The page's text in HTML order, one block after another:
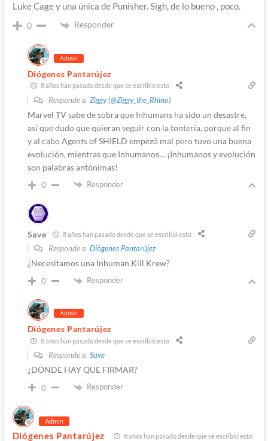
Luke Cage y una única de Punisher. Sigh, de lo bueno , poco.
0 Responder
Admin
Diógenes Pantarújez
8 años han pasado desde que se escribió esto
Responde a Ziggy (@Ziggy_the_Rhino)
Marvel TV sabe de sobra que Inhumans ha sido un desastre,
así que dudo que quieran seguir con la tontería, porque al fin
y al cabo Agents of SHIELD empezó mal pero tuvo una buena
evolución, mientras que Inhumanos… ¡Inhumanos y evolución
son palabras antónimas!
0 Responder
Save 8 años han pasado desde que se escribió esto
Responde a Diógenes Pantarújez
¿Necesitamos una Inhuman Kill Krew?
0 Responder
Admin
Diógenes Pantarújez
8 años han pasado desde que se escribió esto
Responde a Save
¿DÓNDE HAY QUE FIRMAR?
0 Responder
Admin
Diógenes Pantarújez 8 años han pasado desde que se escribió esto